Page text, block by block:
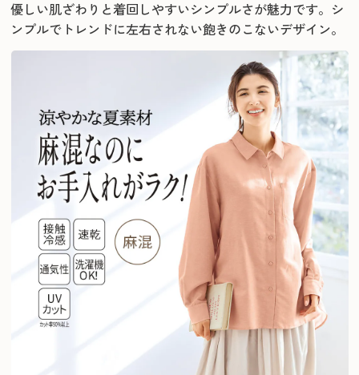
優しい肌ざわりと着回しやすいシンプルさが魅力です。 シ
ンプルでトレンドに左右されない飽きのこないデザイン。